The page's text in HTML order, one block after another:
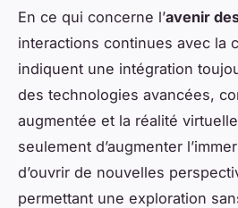
En ce qui concerne l’avenir
interactions continues avec la
indiquent une intégration
des technologies avancées,
augmentée et la réalité
seulement d’augmenter
d’ouvrir de nouvelles
permettant une exploration